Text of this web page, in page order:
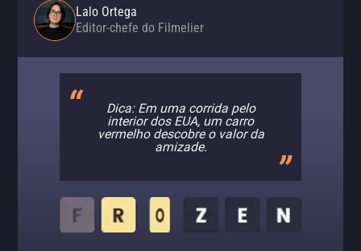
Lalo Ortega
Editor-chefe do Filmelier
Dica: Em uma corrida pelo
interior dos EUA, um carro
vermelho descobre o valor da
amizade.